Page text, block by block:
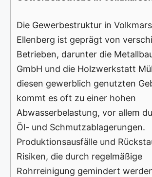
Die Gewerbestruktur in
Ellenberg ist geprägt von
Betrieben, darunter die
GmbH und die Holzwerkstatt
diesen gewerblich genutzten
kommt es oft zu einer hohen
Abwasserbelastung, vor allem
Öl- und Schmutzablagerungen.
Produktionsausfälle und
Risiken, die durch regelmäßige
Rohrreinigung gemindert